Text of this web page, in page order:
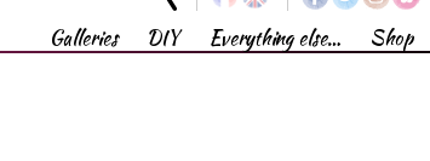
Galleries DIY Everything else… Shop